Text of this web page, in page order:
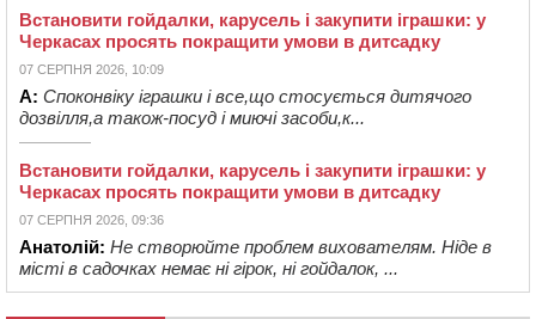
Встановити гойдалки, карусель і закупити іграшки: у
Черкасах просять покращити умови в дитсадку
07 СЕРПНЯ 2026, 10:09
А: Споконвіку іграшки і все,що стосується дитячого
дозвілля,а також-посуд і миючі засоби,к...
Встановити гойдалки, карусель і закупити іграшки: у
Черкасах просять покращити умови в дитсадку
07 СЕРПНЯ 2026, 09:36
Анатолій: Не створюйте проблем вихователям. Ніде в
місті в садочках немає ні гірок, ні гойдалок, ...